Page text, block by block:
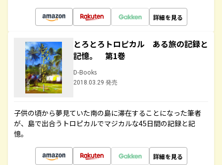
詳細を見る
とろとろトロピカル ある旅の記録と
記憶。 第1巻
D-Books
2018.03.29 発売
子供の頃から夢見ていた南の島に滞在することになった筆者
が、島で出合うトロピカルでマジカルな45日間の記録と記
憶。
詳細を見る